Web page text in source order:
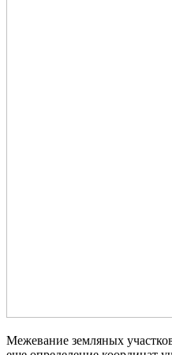
Межевание земляных